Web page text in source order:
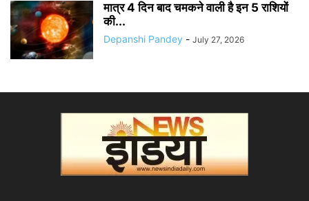
मात्र 4 दिन बाद चमकने वाली है इन 5 राशियों
की...
Depanshi Pandey - July 27, 2026